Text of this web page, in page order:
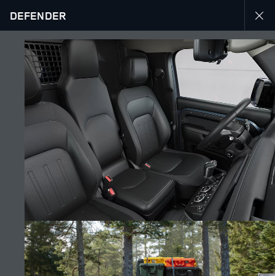
MENU
สำรวจ DEFENDER HARD TOP
แกลเลอรี
DEFENDER
ร่วมพูดคุยกับเราได้ที่
ติดต่อเรา